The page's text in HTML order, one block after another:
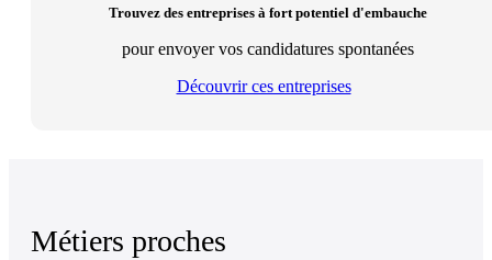
Trouvez des entreprises à fort potentiel d'embauche
pour envoyer vos candidatures spontanées
Découvrir ces entreprises
Métiers proches